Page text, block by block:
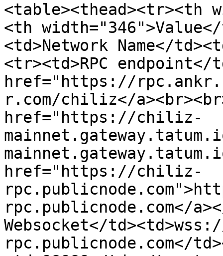
<table><thead><tr><th
<th
<td>Network Name</
<tr><td>RPC endpoint</
href="https://
r.com/chiliz</
href="https://chiliz-
href="https://chiliz-
rpc.publicnode.com</
Websocket</
rpc.publicnode.com</